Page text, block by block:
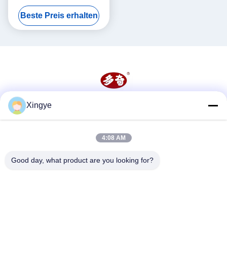
Lebensmittel und Gemüse
260mm Kammergröße
Beste Preis erhalten
Xingye
4:08 AM
Good day, what product are you looking for?